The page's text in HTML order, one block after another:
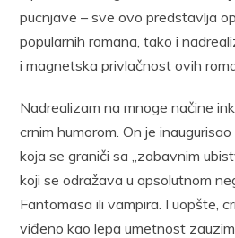
pucnjave – sve ovo predstavlja
popularnih romana, tako i
i magnetska privlačnost ovih
Nadrealizam na mnoge načine
crnim humorom. On je
koja se graniči sa „zabavnim
koji se odražava u apsolutnom
Fantomasa ili vampira. I uopšte,
viđeno kao lepa umetnost